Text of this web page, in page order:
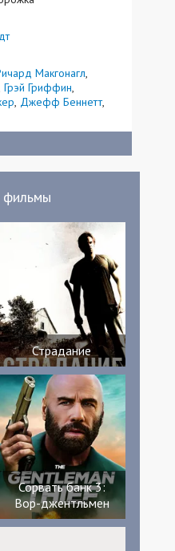
Макгонагл
Грэй Гриффин
Джефф Беннетт
Страдание
Сорвать банк 3:
Вор-джентльмен